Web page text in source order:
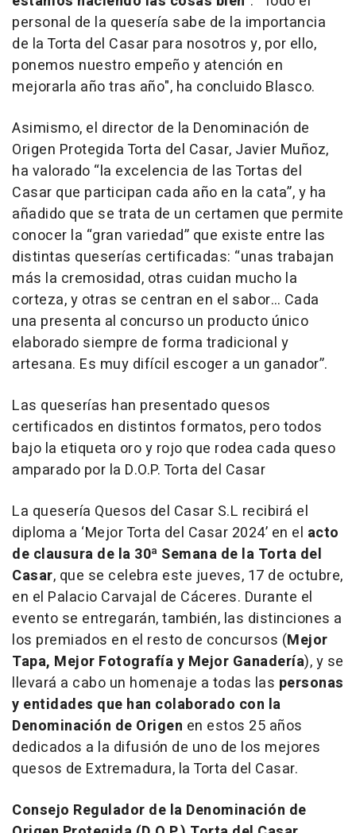
personal de la quesería sabe de la importancia
de la Torta del Casar para nosotros y, por ello,
ponemos nuestro empeño y atención en
mejorarla año tras año", ha concluido Blasco.
Asimismo, el director de la Denominación de
Origen Protegida Torta del Casar, Javier Muñoz,
ha valorado “la excelencia de las Tortas del
Casar que participan cada año en la cata”, y ha
añadido que se trata de un certamen que permite
conocer la “gran variedad” que existe entre las
distintas queserías certificadas: “unas trabajan
más la cremosidad, otras cuidan mucho la
corteza, y otras se centran en el sabor… Cada
una presenta al concurso un producto único
elaborado siempre de forma tradicional y
artesana. Es muy difícil escoger a un ganador”.
Las queserías han presentado quesos
certificados en distintos formatos, pero todos
bajo la etiqueta oro y rojo que rodea cada queso
amparado por la D.O.P. Torta del Casar
La quesería Quesos del Casar S.L recibirá el
diploma a ‘Mejor Torta del Casar 2024’ en el acto
de clausura de la 30ª Semana de la Torta del
Casar, que se celebra este jueves, 17 de octubre,
en el Palacio Carvajal de Cáceres. Durante el
evento se entregarán, también, las distinciones a
los premiados en el resto de concursos (Mejor
Tapa, Mejor Fotografía y Mejor Ganadería), y se
llevará a cabo un homenaje a todas las personas
y entidades que han colaborado con la
Denominación de Origen en estos 25 años
dedicados a la difusión de uno de los mejores
quesos de Extremadura, la Torta del Casar.
Consejo Regulador de la Denominación de